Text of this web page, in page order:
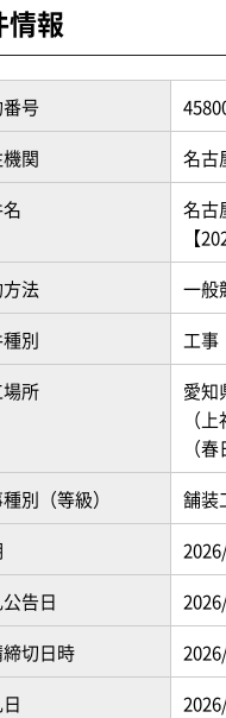
情報
号
関
名古
名古
【
法
一般
別
工事
所
愛知
（
（
別（等級）
舗装
告日
切日時